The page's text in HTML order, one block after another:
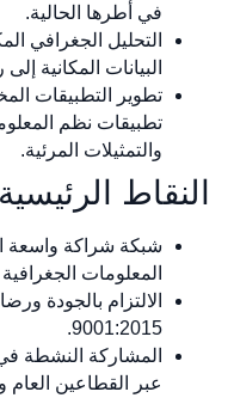
في أطرها الحالية.
التحليل الجغرافي
البيانات المكانية
تطوير التطبيقات
تطبيقات نظم
والتمثيلات المرئية.
النقاط
المعلومات الجغرافية
9001:2015.
المشاركة النشطة في
عبر القطاعين العام